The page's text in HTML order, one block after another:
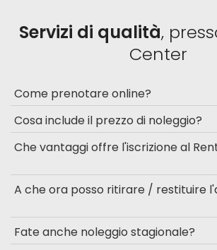
Servizi di qualità,
Center
Come prenotare online?
Cosa include il prezzo di noleggio?
Che vantaggi offre l'iscrizione al
A che ora posso ritirare / restituire
Fate anche noleggio stagionale?